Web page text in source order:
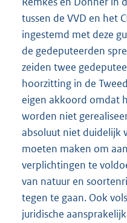
tussen de VVD en het
ingestemd met deze
de gedeputeerden
zeiden twee
hoorzitting in de
eigen akkoord omdat
worden niet
absoluut niet duidelijk
moeten maken om
verplichtingen te
van natuur en
tegen te gaan. Ook
juridische